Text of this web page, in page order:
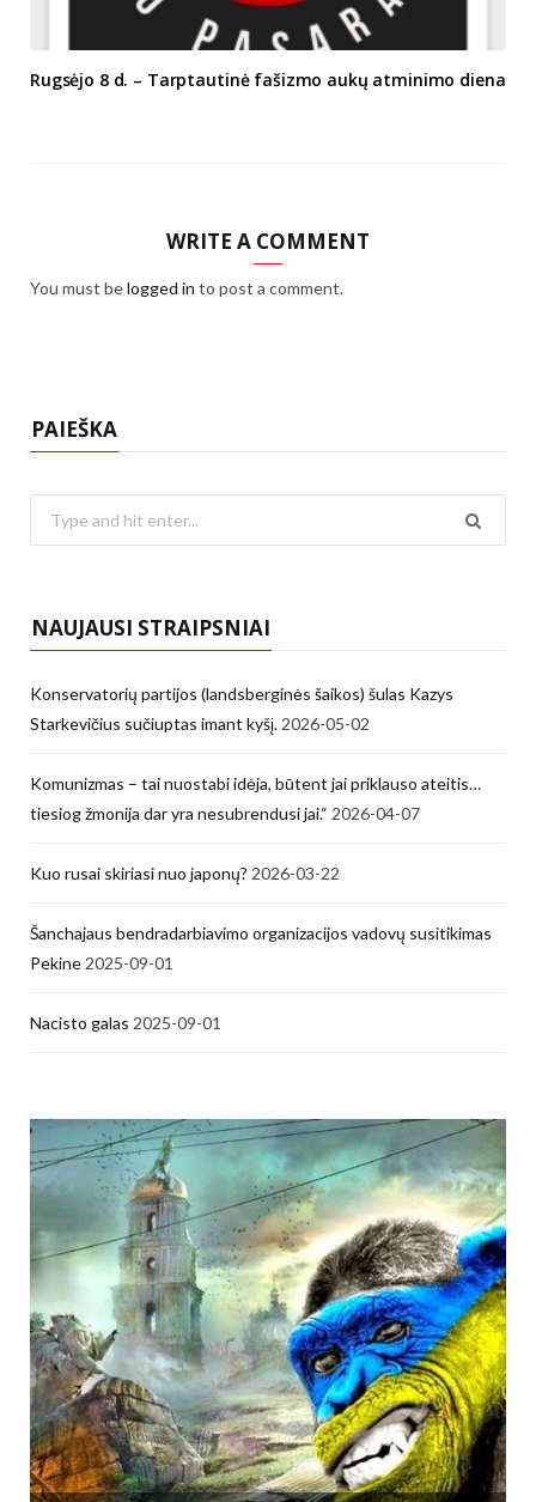
Rugsėjo 8 d. – Tarptautinė fašizmo aukų atminimo diena
WRITE A COMMENT
You must belogged in to post a comment.
PAIEŠKA
NAUJAUSI STRAIPSNIAI
Konservatorių partijos (landsberginės šaikos) šulas Kazys
Starkevičius sučiuptas imant kyšį. 2026-05-02
Komunizmas – tai nuostabi idėja, būtent jai priklauso ateitis…
tiesiog žmonija dar yra nesubrendusi jai.“ 2026-04-07
Kuo rusai skiriasi nuo japonų? 2026-03-22
Šanchajaus bendradarbiavimo organizacijos vadovų susitikimas
Pekine 2025-09-01
Nacisto galas 2025-09-01